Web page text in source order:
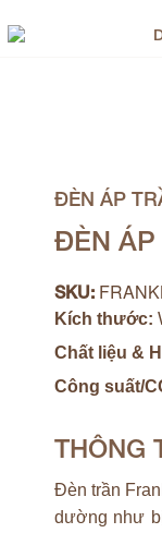
ĐÈN ÁP
ĐÈN ÁP
SKU:
Kích thước:
Chất liệu &
Công suất/
THÔNG
Đèn trần
dường như